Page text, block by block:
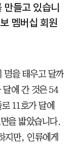
들고 있습니
멤버십 회원
명을 태우고 달까
달에 간 것은 54
11호가 달에
을 밟았습니다.
지만, 인류에게